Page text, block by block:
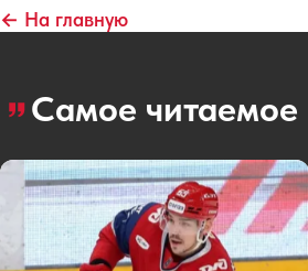
← На главную
Самое читаемое